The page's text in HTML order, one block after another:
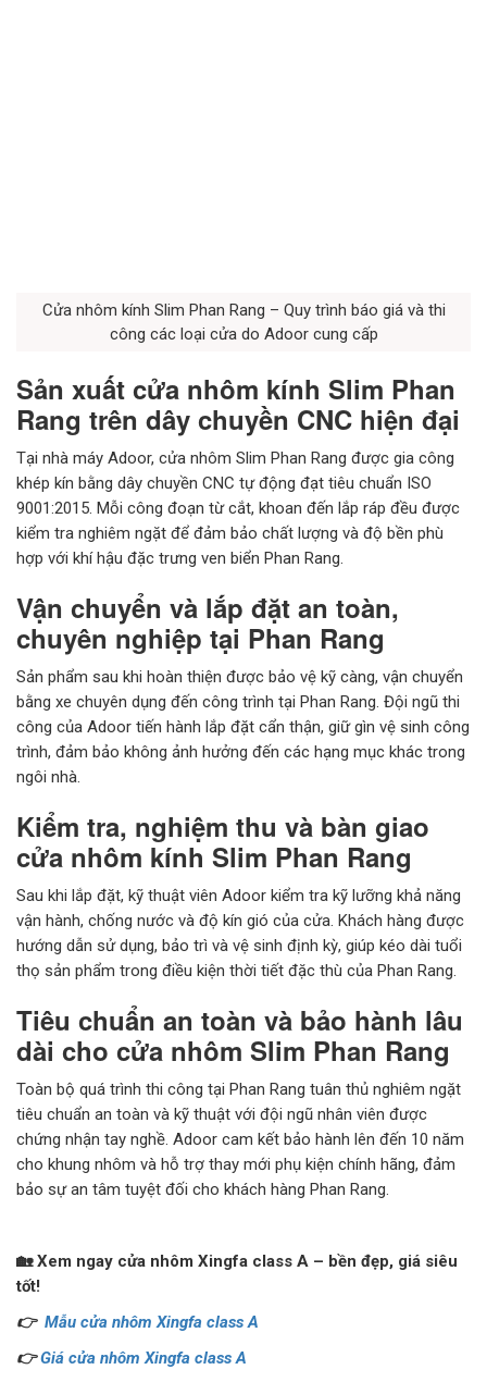
Cửa nhôm kính Slim Phan Rang – Quy trình báo giá và thi
công các loại cửa do Adoor cung cấp
Sản xuất cửa nhôm kính Slim Phan
Rang trên dây chuyền CNC hiện đại
Tại nhà máy Adoor, cửa nhôm Slim Phan Rang được gia công
khép kín bằng dây chuyền CNC tự động đạt tiêu chuẩn ISO
9001:2015. Mỗi công đoạn từ cắt, khoan đến lắp ráp đều được
kiểm tra nghiêm ngặt để đảm bảo chất lượng và độ bền phù
hợp với khí hậu đặc trưng ven biển Phan Rang.
Vận chuyển và lắp đặt an toàn,
chuyên nghiệp tại Phan Rang
Sản phẩm sau khi hoàn thiện được bảo vệ kỹ càng, vận chuyển
bằng xe chuyên dụng đến công trình tại Phan Rang. Đội ngũ thi
công của Adoor tiến hành lắp đặt cẩn thận, giữ gìn vệ sinh công
trình, đảm bảo không ảnh hưởng đến các hạng mục khác trong
ngôi nhà.
Kiểm tra, nghiệm thu và bàn giao
cửa nhôm kính Slim Phan Rang
Sau khi lắp đặt, kỹ thuật viên Adoor kiểm tra kỹ lưỡng khả năng
vận hành, chống nước và độ kín gió của cửa. Khách hàng được
hướng dẫn sử dụng, bảo trì và vệ sinh định kỳ, giúp kéo dài tuổi
thọ sản phẩm trong điều kiện thời tiết đặc thù của Phan Rang.
Tiêu chuẩn an toàn và bảo hành lâu
dài cho cửa nhôm Slim Phan Rang
Toàn bộ quá trình thi công tại Phan Rang tuân thủ nghiêm ngặt
tiêu chuẩn an toàn và kỹ thuật với đội ngũ nhân viên được
chứng nhận tay nghề. Adoor cam kết bảo hành lên đến 10 năm
cho khung nhôm và hỗ trợ thay mới phụ kiện chính hãng, đảm
bảo sự an tâm tuyệt đối cho khách hàng Phan Rang.
🏡 Xem ngay cửa nhôm Xingfa class A – bền đẹp, giá siêu
tốt!
👉 Mẫu cửa nhôm Xingfa class A
👉 Giá cửa nhôm Xingfa class A